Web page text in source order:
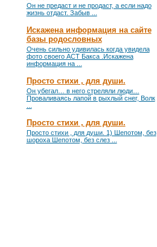
Он не предаст и не продаст, а если надо
жизнь отдаст. Забыв ...
Искажена информация на сайте
базы родословных
Очень сильно удивилась когда увидела
фото своего АСТ Бакса .Искажена
информация на ...
Просто стихи , для души.
Он убегал… в него стреляли люди…
Проваливаясь лапой в рыхлый снег, Волк
Просто стихи , для души.
Просто стихи , для души. 1) Шепотом, без
шороха Шепотом, без слез ...